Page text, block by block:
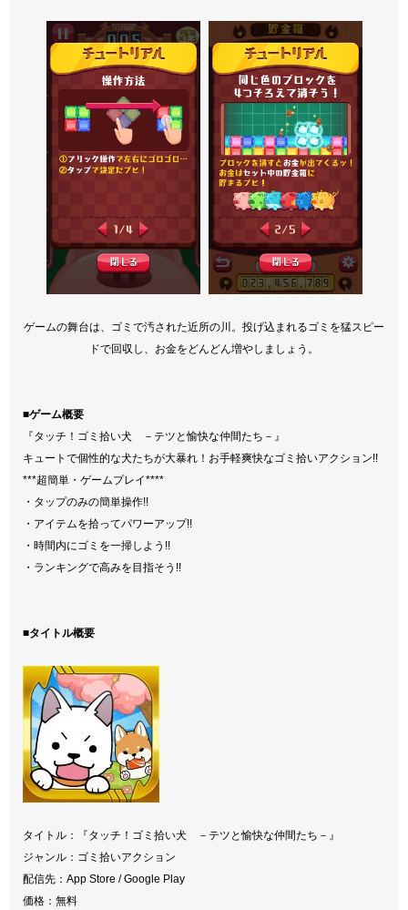
ゲームの舞台は、ゴミで汚された近所の川。投げ込まれるゴミを猛スピー
ドで回収し、お金をどんどん増やしましょう。
■ゲーム概要
『タッチ！ゴミ拾い犬 －テツと愉快な仲間たち－』
キュートで個性的な犬たちが大暴れ！お手軽爽快なゴミ拾いアクション!!
***超簡単・ゲームプレイ****
・タップのみの簡単操作!!
・アイテムを拾ってパワーアップ!!
・時間内にゴミを一掃しよう!!
・ランキングで高みを目指そう!!
■タイトル概要
タイトル：『タッチ！ゴミ拾い犬 －テツと愉快な仲間たち－』
ジャンル：ゴミ拾いアクション
配信先：App Store / Google Play
価格：無料